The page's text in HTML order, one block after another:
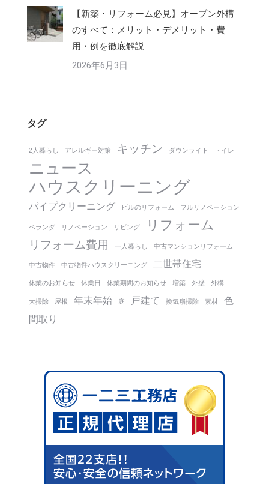
【新築・リフォーム必見】オープン外構
のすべて：メリット・デメリット・費
用・例を徹底解説
2026年6月3日
タグ
2人暮らし アレルギー対策 キッチン ダウンライト トイレ
ニュース
ハウスクリーニング
パイプクリーニング ビルのリフォーム フルリノベーション
ベランダ リノベーション リビング リフォーム
リフォーム費用 一人暮らし 中古マンションリフォーム
中古物件 中古物件ハウスクリーニング 二世帯住宅
休業のお知らせ 休業日 休業期間のお知らせ 増築 外壁 外構
大掃除 屋根 年末年始 庭 戸建て 換気扇掃除 素材
色
間取り